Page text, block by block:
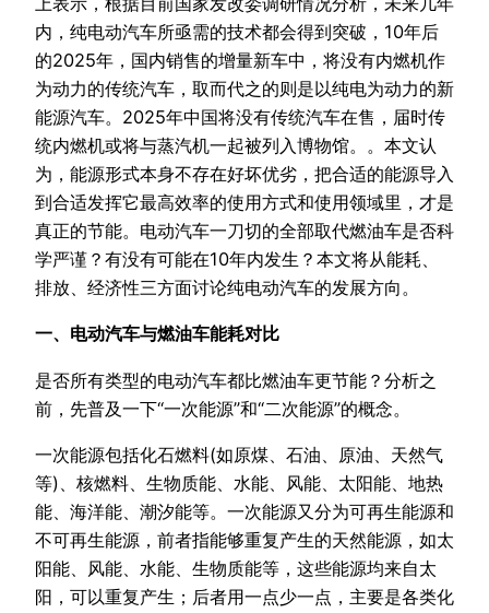
内，纯电动汽车所亟需的技术都会得到突破，10年后
的2025年，国内销售的增量新车中，将没有内燃机作
为动力的传统汽车，取而代之的则是以纯电为动力的新
能源汽车。2025年中国将没有传统汽车在售，届时传
统内燃机或将与蒸汽机一起被列入博物馆。。本文认
为，能源形式本身不存在好坏优劣，把合适的能源导入
到合适发挥它最高效率的使用方式和使用领域里，才是
真正的节能。电动汽车一刀切的全部取代燃油车是否科
学严谨？有没有可能在10年内发生？本文将从能耗、
排放、经济性三方面讨论纯电动汽车的发展方向。
一、电动汽车与燃油车能耗对比
是否所有类型的电动汽车都比燃油车更节能？分析之
前，先普及一下“一次能源”和“二次能源”的概念。
一次能源包括化石燃料(如原煤、石油、原油、天然气
等)、核燃料、生物质能、水能、风能、太阳能、地热
能、海洋能、潮汐能等。一次能源又分为可再生能源和
不可再生能源，前者指能够重复产生的天然能源，如太
阳能、风能、水能、生物质能等，这些能源均来自太
阳，可以重复产生；后者用一点少一点，主要是各类化